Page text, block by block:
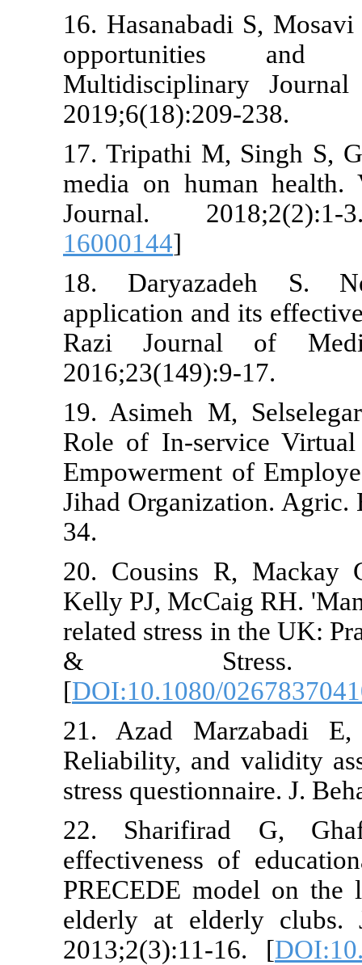
16.
17. Tripathi
media on
Journal.
18.
application
Razi
19. Asimeh
Role of In-
Jihad
20.
Kelly PJ,
related
&
[
21. Azad
Reliability,
stress
22.
PRECEDE
elderly at